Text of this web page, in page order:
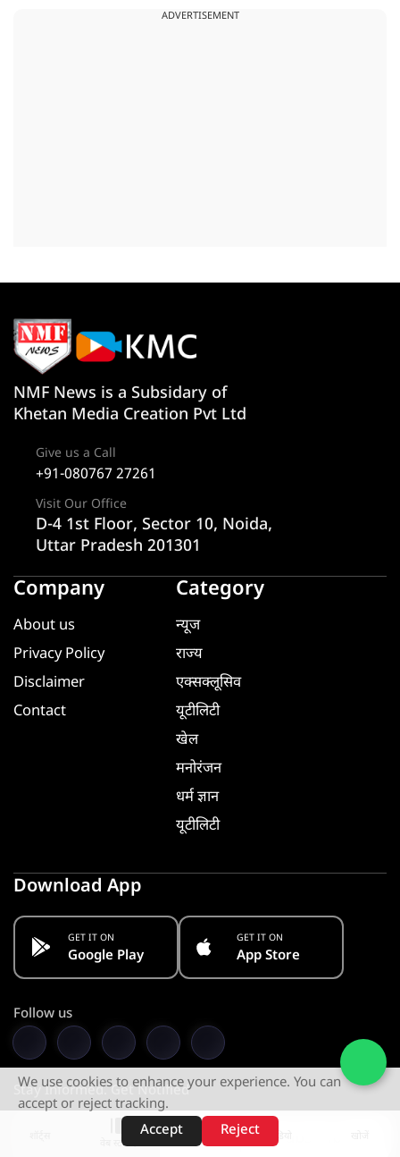
ADVERTISEMENT
वेब स्टोरीज़
NMF News is a Subsidary of
Khetan Media Creation Pvt Ltd
Give us a Call
+91-080767 27261
Visit Our Office
D-4 1st Floor, Sector 10, Noida,
Uttar Pradesh 201301
Company
About us
Privacy Policy
Disclaimer
Contact
Category
न्यूज
राज्य
एक्सक्लूसिव
यूटीलिटी
खेल
मनोरंजन
धर्म ज्ञान
यूटीलिटी
Download App
GET IT ON
Google Play
GET IT ON
App Store
Follow us
Stay Informed. Get Notified
Subscribe
We use cookies to enhance your experience. You can
accept or reject tracking.
Accept
Reject